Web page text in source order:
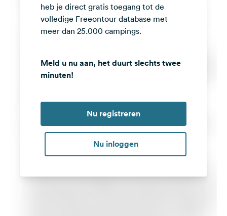
Instagram
heb je direct gratis toegang tot de
volledige Freeontour database met
meer dan 25.000 campings.
Meld u nu aan, het duurt slechts twee
minuten!
Nu registreren
Nu inloggen